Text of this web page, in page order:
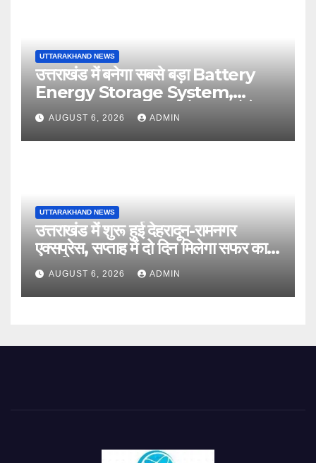
UTTARAKHAND NEWS
उत्तराखंड में बनेगा सबसे बड़ा Battery
Energy Storage System,
UJVNL लगाएगा 352 करोड़ का प्रोजेक्ट
AUGUST 6, 2026 ADMIN
UTTARAKHAND NEWS
उत्तराखंड में शुरू हुई देहरादून-रामनगर
एक्सप्रेस, सप्ताह में दो दिन मिलेगा सफर का
नया विकल्प
AUGUST 6, 2026 ADMIN